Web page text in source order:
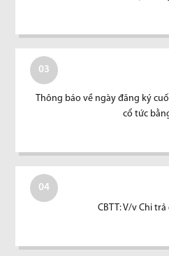
03
Thông báo về ngày đăng ký
cổ tức
04
CBTT: V/v Chi